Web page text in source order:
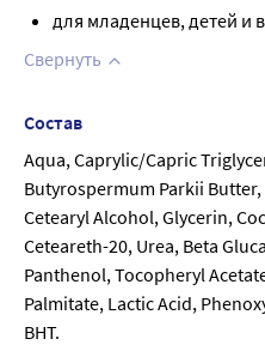
для младенцев, детей и
Свернуть
Состав
Aqua, Caprylic/Capric
Butyrospermum Parkii
Cetearyl Alcohol, Glycerin,
Ceteareth-20, Urea, Beta
Panthenol, Tocopheryl
Palmitate, Lactic Acid,
BHT.